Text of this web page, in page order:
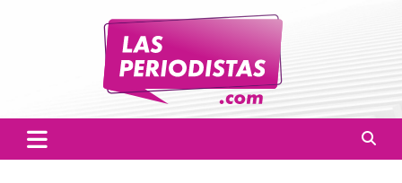
Las Periodistas
informado a la población.